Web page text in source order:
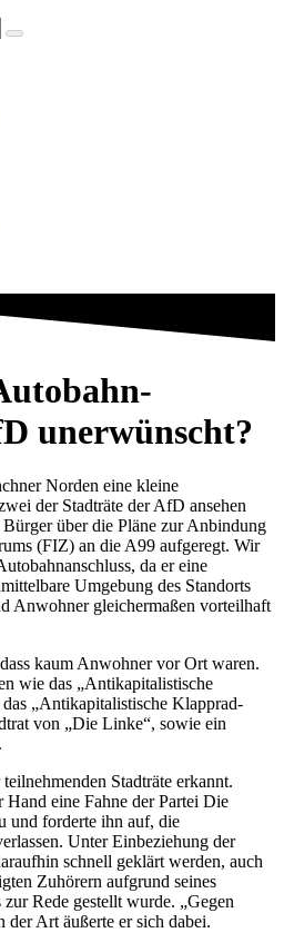
unerwünscht?
Norden eine kleine
der Stadträte der AfD ansehen
über die Pläne zur Anbindung
(FIZ) an die A99 aufgeregt. Wir
da er eine
Umgebung des Standorts
Anwohner gleichermaßen vorteilhaft
kaum Anwohner vor Ort waren.
wie das „Antikapitalistische
„Antikapitalistische Klapprad-
von „Die Linke“, sowie ein
Stadträte erkannt.
eine Fahne der Partei Die
und forderte ihn auf, die
Unter Einbeziehung der
schnell geklärt werden, auch
Zuhörern aufgrund seines
Rede gestellt wurde. „Gegen
der Art äußerte er sich dabei.